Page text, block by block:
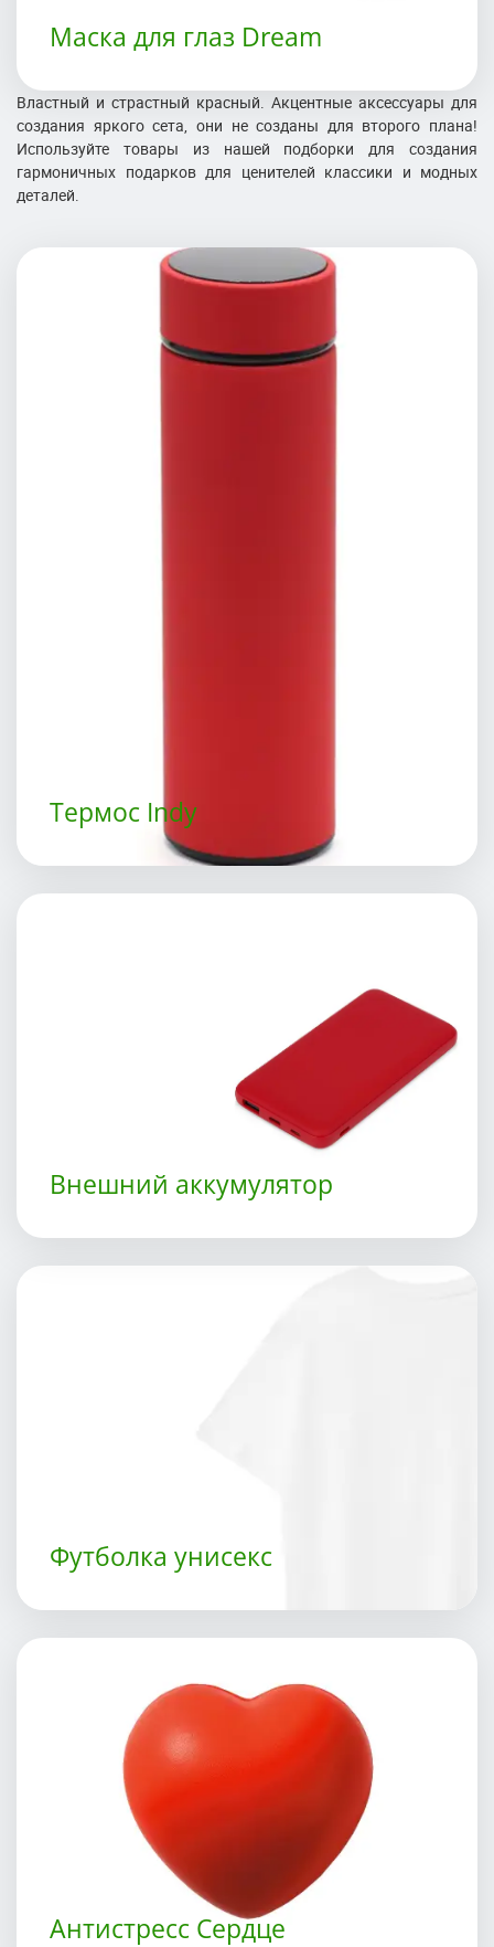
Маска для глаз Dream
Властный и страстный красный. Акцентные аксессуары для
создания яркого сета, они не созданы для второго плана!
Используйте товары из нашей подборки для создания
гармоничных подарков для ценителей классики и модных
деталей.
Термос Indy
Футболка унисекс
Антистресс Сердце
Внешний аккумулятор